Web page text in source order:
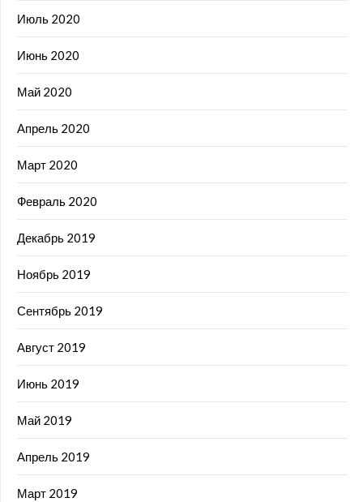
Июль 2020
Июнь 2020
Май 2020
Апрель 2020
Март 2020
Февраль 2020
Декабрь 2019
Ноябрь 2019
Сентябрь 2019
Август 2019
Июнь 2019
Май 2019
Апрель 2019
Март 2019